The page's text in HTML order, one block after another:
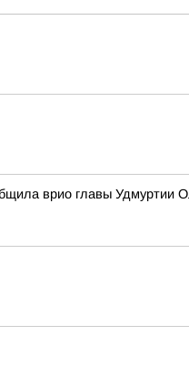
врио главы Удмуртии